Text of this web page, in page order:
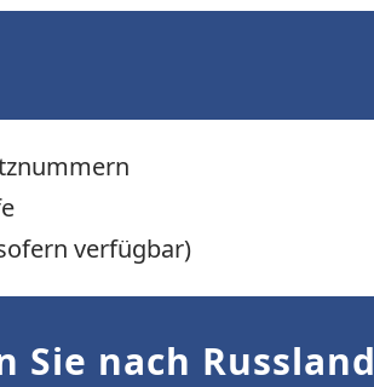
verfügbar)
Sie nach Russland